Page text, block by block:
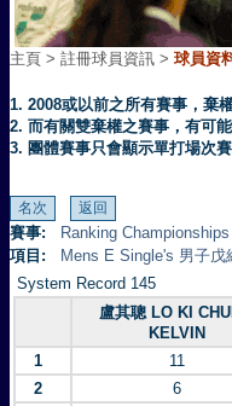
主頁 > 註冊球員資訊 > 球員資
1. 2008或以前之所有賽事，棄
2. 而有關雙棄權之賽事，有可
3. 團體賽事只會顯示單打場次
賽事:
Ranking
項目:
Mens E Single's 男子戊
System Record 145
盧其聰 LO KI
KELVIN
1 11
2
6